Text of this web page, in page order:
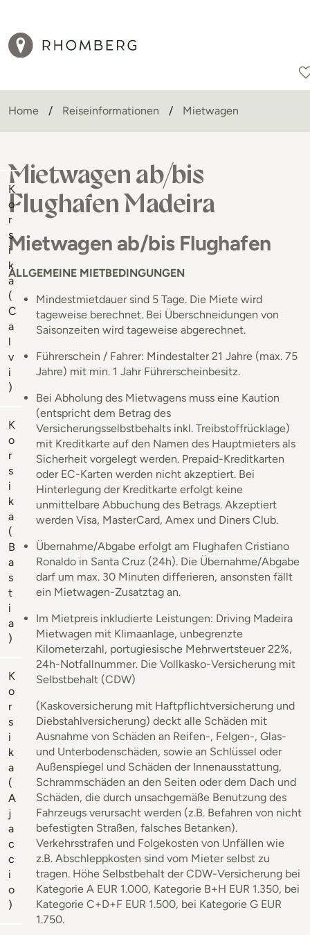
Reisearten
Home Reiseinformationen Mietwagen
Mietwagen ab/bis
Flughafen Madeira
Mietwagen ab/bis Flughafen
ALLGEMEINE MIETBEDINGUNGEN
Mindestmietdauer sind 5 Tage. Die Miete wird
tageweise berechnet. Bei Überschneidungen von
Saisonzeiten wird tageweise abgerechnet.
Führerschein / Fahrer: Mindestalter 21 Jahre (max. 75
Jahre) mit min. 1 Jahr Führerscheinbesitz.
Bei Abholung des Mietwagens muss eine Kaution
(entspricht dem Betrag des
Versicherungsselbstbehalts inkl. Treibstoffrücklage)
mit Kreditkarte auf den Namen des Hauptmieters als
Sicherheit vorgelegt werden. Prepaid-Kreditkarten
oder EC-Karten werden nicht akzeptiert. Bei
Hinterlegung der Kreditkarte erfolgt keine
unmittelbare Abbuchung des Betrags. Akzeptiert
werden Visa, MasterCard, Amex und Diners Club.
Übernahme/Abgabe erfolgt am Flughafen Cristiano
Ronaldo in Santa Cruz (24h). Die Übernahme/Abgabe
darf um max. 30 Minuten differieren, ansonsten fällt
ein Mietwagen-Zusatztag an.
Im Mietpreis inkludierte Leistungen: Driving Madeira
Mietwagen mit Klimaanlage, unbegrenzte
Kilometerzahl, portugiesische Mehrwertsteuer 22%,
24h-Notfallnummer. Die Vollkasko-Versicherung mit
Selbstbehalt (CDW)
(Kaskoversicherung mit Haftpflichtversicherung und
Diebstahlversicherung) deckt alle Schäden mit
Ausnahme von Schäden an Reifen-, Felgen-, Glas-
und Unterbodenschäden, sowie an Schlüssel oder
Außenspiegel und Schäden der Innenausstattung,
Schrammschäden an den Seiten oder dem Dach und
Schäden, die durch unsachgemäße Benutzung des
Fahrzeugs verursacht werden (z.B. Befahren von nicht
befestigten Straßen, falsches Betanken).
Verkehrsstrafen und Folgekosten von Unfällen wie
z.B. Abschleppkosten sind vom Mieter selbst zu
tragen. Höhe Selbstbehalt der CDW-Versicherung bei
Kategorie A EUR 1.000, Kategorie B+H EUR 1.350, bei
Kategorie C+D+F EUR 1.500, bei Kategorie G EUR
1.750.
K
o
r
s
i
k
a
(
C
a
l
v
i
)
K
o
r
s
i
k
a
(
B
a
s
t
i
a
)
K
o
r
s
i
k
a
(
A
j
a
c
c
i
o
)